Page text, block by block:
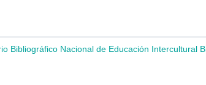
Bibliográfico Nacional de Educación Intercultural